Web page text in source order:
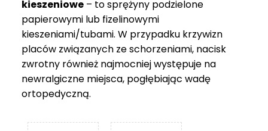
kieszeniowe – to sprężyny podzielone
papierowymi lub fizelinowymi
kieszeniami/tubami. W przypadku krzywizn
placów związanych ze schorzeniami, nacisk
zwrotny również najmocniej występuje na
newralgiczne miejsca, pogłębiając wadę
ortopedyczną.